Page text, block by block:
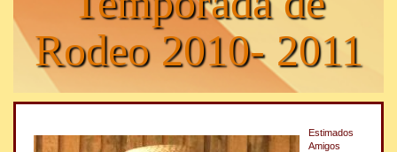
Rodeo 2010- 2011
Estimados
Amigos